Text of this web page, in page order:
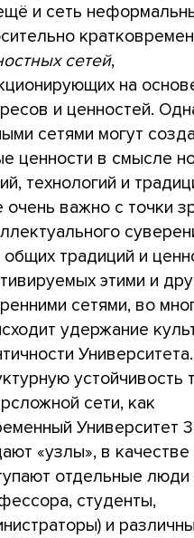
и сеть
сетей,
на
и ценностей.
сетями могут
ценности в смысле
технологий и
очень важно с точки
общих традиций и
этими и
сетями, во
удержание
Университета.
устойчивость
сети, как
Университет
«узлы», в
отдельные люди
студенты,
и